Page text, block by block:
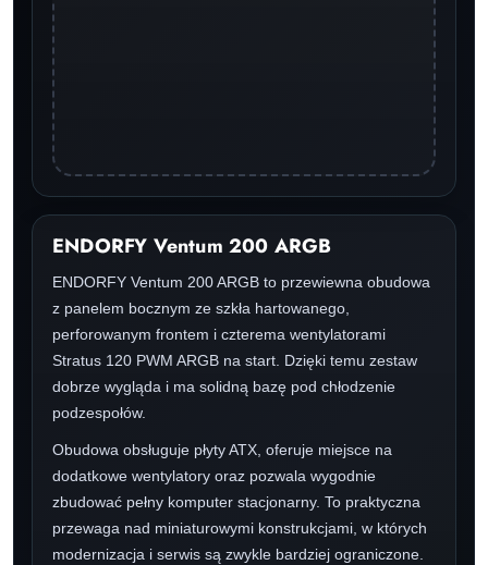
ENDORFY Ventum 200 ARGB
ENDORFY Ventum 200 ARGB to przewiewna obudowa
z panelem bocznym ze szkła hartowanego,
perforowanym frontem i czterema wentylatorami
Stratus 120 PWM ARGB na start. Dzięki temu zestaw
dobrze wygląda i ma solidną bazę pod chłodzenie
podzespołów.
Obudowa obsługuje płyty ATX, oferuje miejsce na
dodatkowe wentylatory oraz pozwala wygodnie
zbudować pełny komputer stacjonarny. To praktyczna
przewaga nad miniaturowymi konstrukcjami, w których
modernizacja i serwis są zwykle bardziej ograniczone.